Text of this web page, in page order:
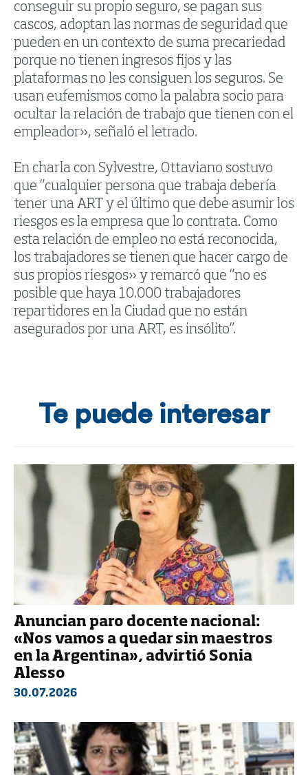
conseguir su propio seguro, se pagan sus
cascos, adoptan las normas de seguridad que
pueden en un contexto de suma precariedad
porque no tienen ingresos fijos y las
plataformas no les consiguen los seguros. Se
usan eufemismos como la palabra socio para
ocultar la relación de trabajo que tienen con el
empleador», señaló el letrado.
En charla con Sylvestre, Ottaviano sostuvo
que “cualquier persona que trabaja debería
tener una ART y el último que debe asumir los
riesgos es la empresa que lo contrata. Como
esta relación de empleo no está reconocida,
los trabajadores se tienen que hacer cargo de
sus propios riesgos» y remarcó que “no es
posible que haya 10.000 trabajadores
repartidores en la Ciudad que no están
asegurados por una ART, es insólito”.
Te puede interesar
Anuncian paro docente nacional:
«Nos vamos a quedar sin maestros
en la Argentina», advirtió Sonia
Alesso
30.07.2026